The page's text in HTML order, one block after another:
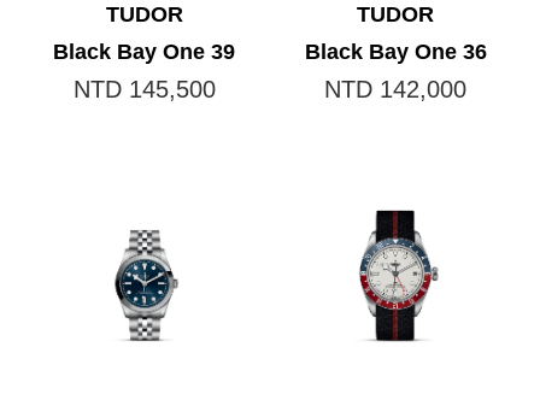
TUDOR
Black Bay One 39
NTD 145,500
TUDOR
Black Bay One 36
NTD 142,000